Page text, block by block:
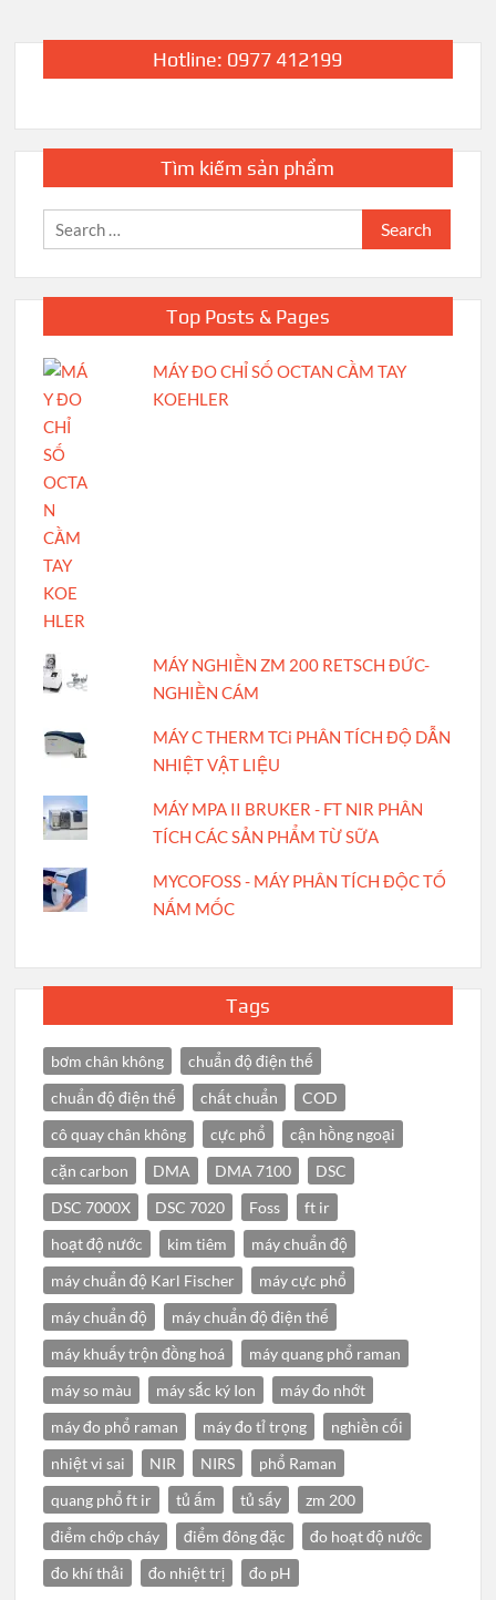
Hotline: 0977 412199
Tìm kiếm sản phẩm
Search
for:
Top Posts & Pages
MÁY ĐO CHỈ SỐ OCTAN CẦM TAY
KOEHLER
MÁY NGHIỀN ZM 200 RETSCH ĐỨC-
NGHIỀN CÁM
MÁY C THERM TCi PHÂN TÍCH ĐỘ DẪN
NHIỆT VẬT LIỆU
MÁY MPA II BRUKER - FT NIR PHÂN
TÍCH CÁC SẢN PHẨM TỪ SỮA
MYCOFOSS - MÁY PHÂN TÍCH ĐỘC TỐ
NẤM MỐC
Tags
bơm chân không
chuẩn độ điện thế
chuẩn độ điện thế
chất chuẩn
COD
cô quay chân không
cực phổ
cận hồng ngoại
cặn carbon
DMA DMA 7100
DSC
DSC 7000X
DSC 7020 Foss
ft ir
hoạt độ nước
kim tiêm
máy chuẩn độ
máy chuẩn độ Karl Fischer
máy cực phổ
máy chuẩn độ
máy chuẩn độ điện thế
máy khuấy trộn đồng hoá
máy quang phổ raman
máy so màu
máy sắc ký Ion
máy đo nhớt
máy đo phổ raman
máy đo tỉ trọng
nghiền cối
nhiệt vi sai
NIR NIRS
phổ Raman
quang phổ ft ir
tủ ấm tủ sấy
zm 200
điểm chớp cháy
điểm đông đặc
đo hoạt độ nước
đo khí thải
đo nhiệt trị đo pH